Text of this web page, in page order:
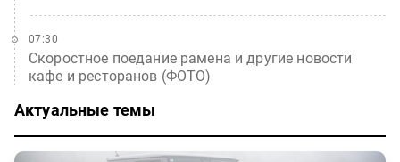
Скоростное поедание рамена и другие новости
кафе и ресторанов (ФОТО)
07:30
Актуальные темы